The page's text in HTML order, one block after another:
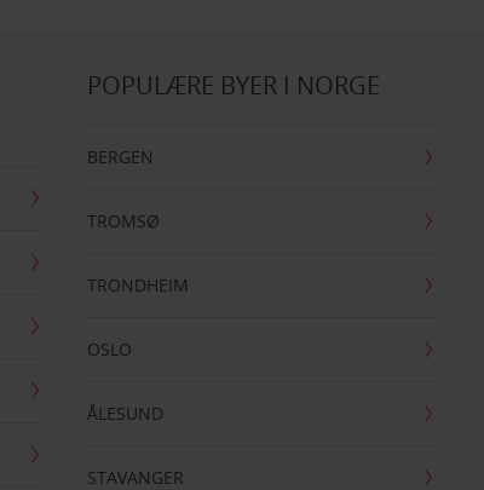
POPULÆRE BYER I NORGE
BERGEN
TROMSØ
TRONDHEIM
OSLO
ÅLESUND
STAVANGER